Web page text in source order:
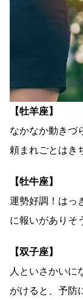
【牡羊座】
なかなか動きづ
頼まれごとはき
【牡牛座】
運勢好調！はっ
に報いがあり
【双子座】
人といさかいに
がけると、予